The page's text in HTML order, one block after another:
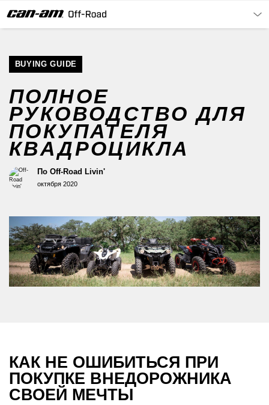
BUYING GUIDE
ПОЛНОЕ
РУКОВОДСТВО ДЛЯ
ПОКУПАТЕЛЯ
КВАДРОЦИКЛА
ПоOff-Road Livin'
октября 2020
КАК НЕ ОШИБИТЬСЯ ПРИ
ПОКУПКЕ ВНЕДОРОЖНИКА
СВОЕЙ МЕЧТЫ